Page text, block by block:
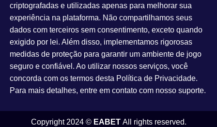
criptografadas e utilizadas apenas para melhorar sua
experiência na plataforma. Não compartilhamos seus
dados com terceiros sem consentimento, exceto quando
exigido por lei. Além disso, implementamos rigorosas
medidas de proteção para garantir um ambiente de jogo
seguro e confiável. Ao utilizar nossos serviços, você
concorda com os termos desta Política de Privacidade.
Para mais detalhes, entre em contato com nosso suporte.
Copyright 2024 © EABETAll rights reserved.